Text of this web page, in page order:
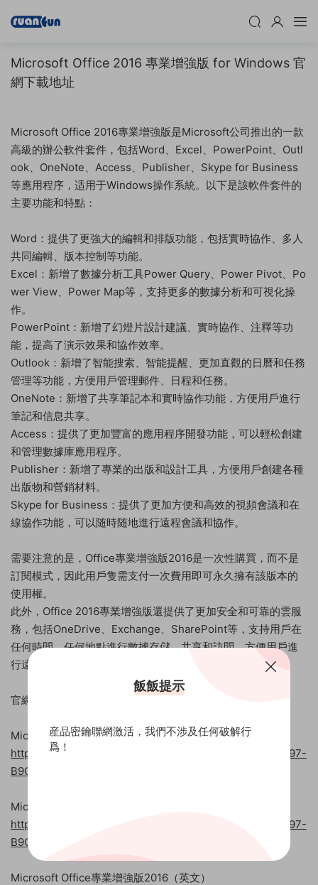
Microsoft Office 2016 專業增強版 for Windows 官
網下載地址
Microsoft Office 2016專業增強版是Microsoft公司推出的一款
高級的辦公軟件套件，包括Word、Excel、PowerPoint、Outl
ook、OneNote、Access、Publisher、Skype for Business
等應用程序，适用于Windows操作系統。以下是該軟件套件的
主要功能和特點：
Word：提供了更強大的編輯和排版功能，包括實時協作、多人
共同編輯、版本控制等功能。
Excel：新增了數據分析工具Power Query、Power Pivot、Po
wer View、Power Map等，支持更多的數據分析和可視化操
作。
PowerPoint：新增了幻燈片設計建議、實時協作、注釋等功
能，提高了演示效果和協作效率。
Outlook：新增了智能搜索、智能提醒、更加直觀的日曆和任務
管理等功能，方便用戶管理郵件、日程和任務。
OneNote：新增了共享筆記本和實時協作功能，方便用戶進行
筆記和信息共享。
Access：提供了更加豐富的應用程序開發功能，可以輕松創建
和管理數據庫應用程序。
Publisher：新增了專業的出版和設計工具，方便用戶創建各種
出版物和營銷材料。
Skype for Business：提供了更加方便和高效的視頻會議和在
線協作功能，可以随時随地進行遠程會議和協作。
需要注意的是，Office專業增強版2016是一次性購買，而不是
訂閱模式，因此用戶隻需支付一次費用即可永久擁有該版本的
使用權。
此外，Office 2016專業增強版還提供了更加安全和可靠的雲服
務，包括OneDrive、Exchange、SharePoint等，支持用戶在
任何時間、任何地點進行數據存儲、共享和訪問，方便用戶進
行遠程辦公和協作。
官網下載地址：
Microsoft Office專業增強版2016（簡體中文）
https://officecdn.microsoft.com/db/492350F6-3A01-4F97-
B9C0-C7C6DDF67D60/media/zh-cn/ProPlusRetail.img
Microsoft Office專業增強版2016（繁體中文）
https://officecdn.microsoft.com/db/492350F6-3A01-4F97-
B9C0-C7C6DDF67D60/media/zh-tw/ProPlusRetail.img
Microsoft Office專業增強版2016（英文）
飯飯提示
産品密鑰聯網激活，我們不涉及任何破解行
爲！